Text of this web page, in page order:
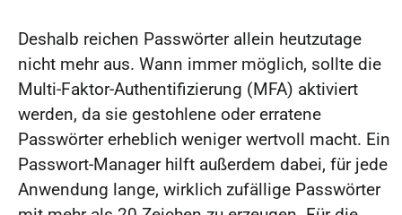
Deshalb reichen Passwörter allein heutzutage
nicht mehr aus. Wann immer möglich, sollte die
Multi-Faktor-Authentifizierung (MFA) aktiviert
werden, da sie gestohlene oder erratene
Passwörter erheblich weniger wertvoll macht. Ein
Passwort-Manager hilft außerdem dabei, für jede
Anwendung lange, wirklich zufällige Passwörter